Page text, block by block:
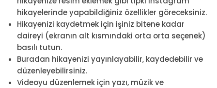
hikayelerinde yapabildiğiniz özellikler göreceksiniz.
Hikayenizi kaydetmek için işiniz bitene kadar
daireyi (ekranın alt kısmındaki orta orta seçenek)
basılı tutun.
Buradan hikayenizi yayınlayabilir, kaydedebilir ve
düzenleyebilirsiniz.
Videoyu düzenlemek için yazı, müzik ve